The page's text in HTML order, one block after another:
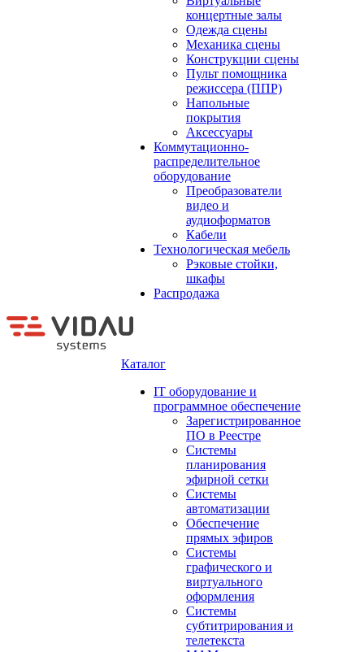
концертные залы
Одежда сцены
Механика сцены
Конструкции сцены
Пульт помощника
режиссера (ППР)
Напольные
покрытия
Аксессуары
Коммутационно-
распределительное
оборудование
Преобразователи
видео и
аудиоформатов
Кабели
Технологическая мебель
Рэковые стойки,
шкафы
Распродажа
Каталог
IT оборудование и
программное обеспечение
Зарегистрированное
ПО в Реестре
Системы
планирования
эфирной сетки
Системы
автоматизации
Обеспечение
прямых эфиров
Системы
графического и
виртуального
оформления
Системы
субтитрирования и
телетекста